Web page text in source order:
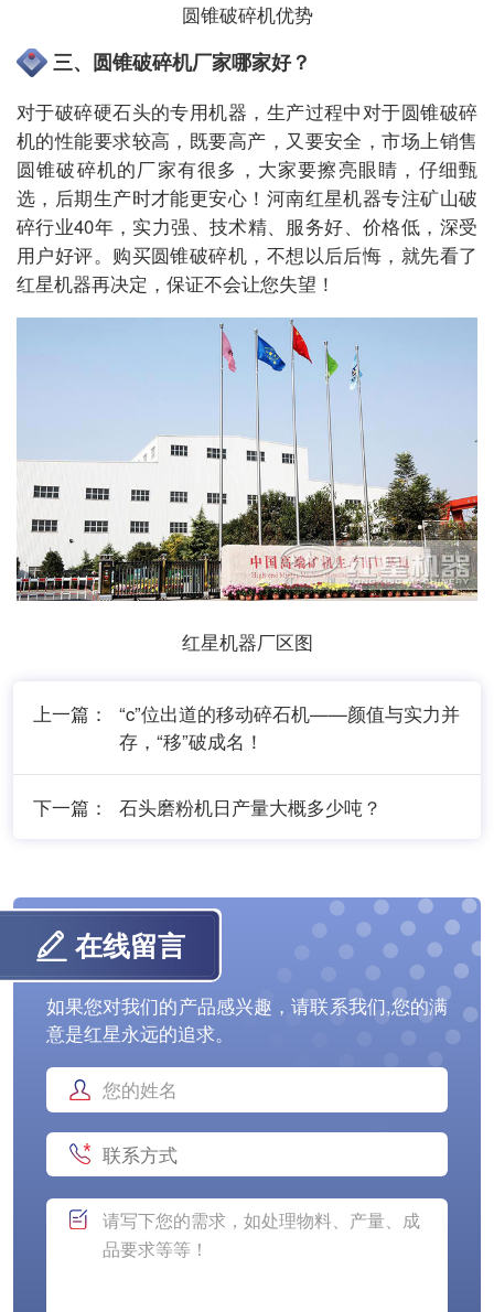
圆锥破碎机优势
三、圆锥破碎机厂家哪家好？
对于破碎硬石头的专用机器，生产过程中对于圆锥破碎
机的性能要求较高，既要高产，又要安全，市场上销售
圆锥破碎机的厂家有很多，大家要擦亮眼睛，仔细甄
选，后期生产时才能更安心！河南红星机器专注矿山破
碎行业40年，实力强、技术精、服务好、价格低，深受
用户好评。购买圆锥破碎机，不想以后后悔，就先看了
红星机器再决定，保证不会让您失望！
红星机器厂区图
上一篇：
“c”位出道的移动碎石机——颜值与实力并
存，“移”破成名！
下一篇： 石头磨粉机日产量大概多少吨？
在线留言
如果您对我们的产品感兴趣，请联系我们,您的满
意是红星永远的追求。